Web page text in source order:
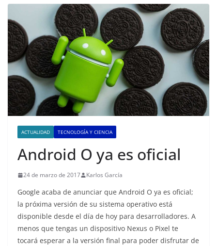
ACTUALIDAD TECNOLOGÍA Y CIENCIA
Android O ya es oficial
24 de marzo de 2017 Karlos García
Google acaba de anunciar que Android O ya es oficial;
la próxima versión de su sistema operativo está
disponible desde el día de hoy para desarrolladores. A
menos que tengas un dispositivo Nexus o Pixel te
tocará esperar a la versión final para poder disfrutar de